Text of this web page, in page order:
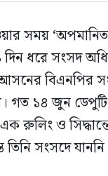
সময়
ধরে সংসদ
বিএনপির
গত ১৪ জুন
রুলিং ও
সংসদে